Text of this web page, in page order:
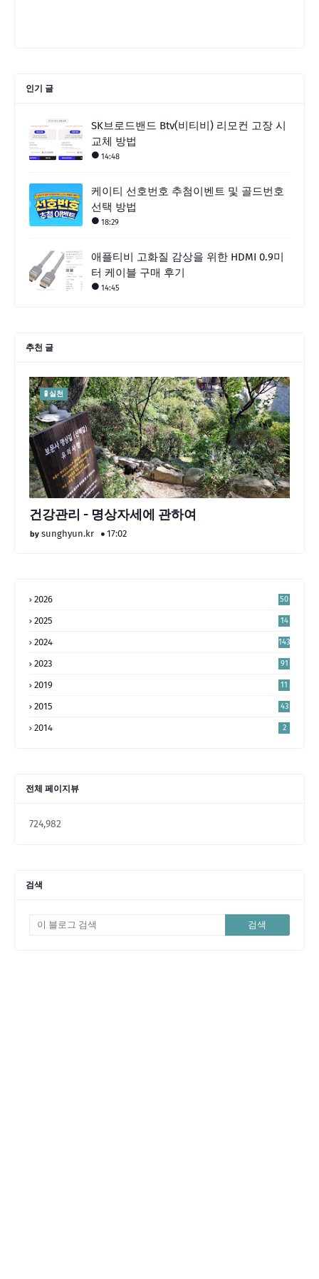
인기 글
SK브로드밴드 Btv(비티비) 리모컨 고장 시
교체 방법
14:48
케이티 선호번호 추첨이벤트 및 골드번호
선택 방법
18:29
애플티비 고화질 감상을 위한 HDMI 0.9미
터 케이블 구매 후기
14:45
추천 글
🧪 실천
건강관리 - 명상자세에 관하여
sunghyun.kr 17:02
2026 50
2025
14
2024 143
2023 91
2019 11
2015 43
2014 2
전체 페이지뷰
724,982
검색